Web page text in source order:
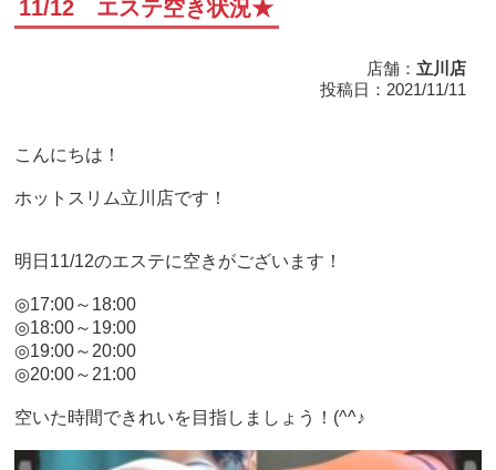
11/12 エステ空き状況★
店舗： 立川店
投稿日：2021/11/11
こんにちは！
ホットスリム立川店です！
明日11/12のエステに空きがございます！
◎17:00～18:00
◎18:00～19:00
◎19:00～20:00
◎20:00～21:00
空いた時間できれいを目指しましょう！(^^♪